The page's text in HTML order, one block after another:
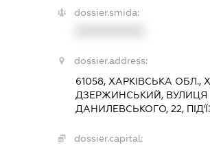
dossier.smida:
dossier.address:
61058, ХАРКІВСЬКА ОБЛ.,
ДЗЕРЖИНСЬКИЙ, ВУЛИЦЯ
ДАНИЛЕВСЬКОГО, 22,
dossier.capital: